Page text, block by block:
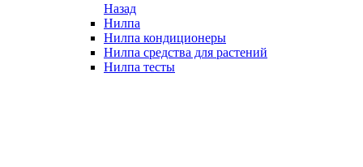
Назад
Нилпа
Нилпа кондиционеры
Нилпа средства для растений
Нилпа тесты